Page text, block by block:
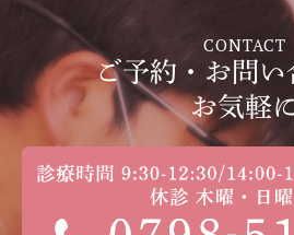
CONTACT
ご予約・お問い
お気軽